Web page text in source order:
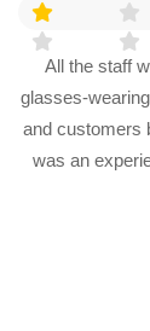
All the staff
glasses-
and customers
was an